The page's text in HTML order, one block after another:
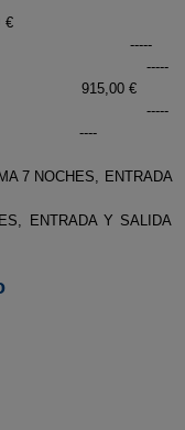
825,00 €
-----
€ -----
€
€ -----
7 NOCHES, ENTRADA
ENTRADA Y SALIDA